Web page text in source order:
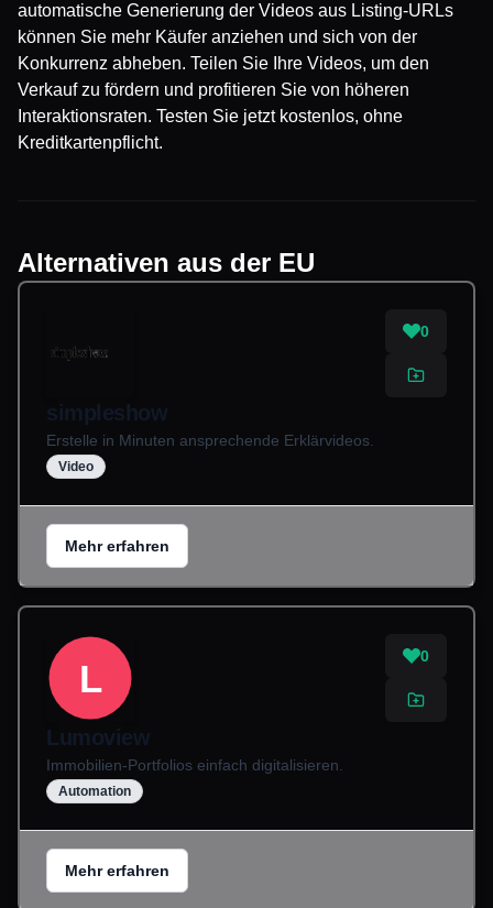
automatische Generierung der Videos aus Listing-URLs
können Sie mehr Käufer anziehen und sich von der
Konkurrenz abheben. Teilen Sie Ihre Videos, um den
Verkauf zu fördern und profitieren Sie von höheren
Interaktionsraten. Testen Sie jetzt kostenlos, ohne
Kreditkartenpflicht.
Alternativen aus der EU
0
simpleshow
Erstelle in Minuten ansprechende Erklärvideos.
Video
Mehr erfahren
L
0
Lumoview
Immobilien-Portfolios einfach digitalisieren.
Automation
Mehr erfahren